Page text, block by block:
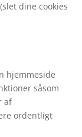
dine cookies
hjemmeside
såsom
af
ordentligt